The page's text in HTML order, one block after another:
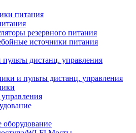
питания
резервного питания
источники питания
дистанц. управления
и пульты дистанц. управления
оборудование